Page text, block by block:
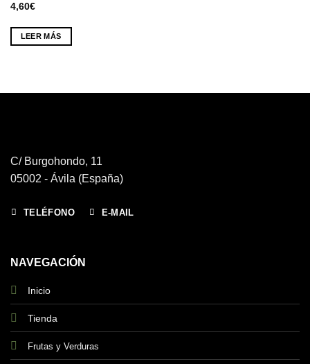
4,60€
LEER MÁS
C/ Burgohondo, 11
05002 - Ávila (España)
TELÉFONO E-MAIL
NAVEGACIÓN
Inicio
Tienda
Frutas y Verduras